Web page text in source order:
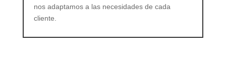
nos adaptamos a las necesidades de cada
cliente.